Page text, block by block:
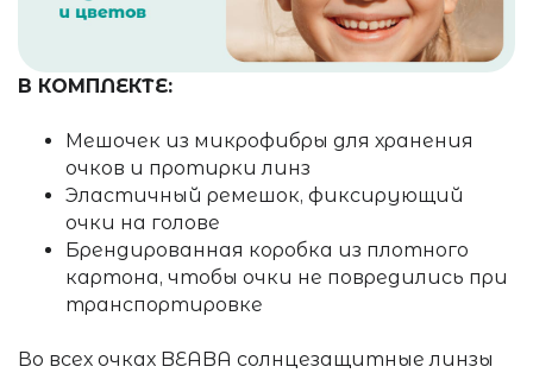
В КОМПЛЕКТЕ:
Мешочек из микрофибры для хранения
очков и протирки линз
Эластичный ремешок, фиксирующий
очки на голове
Брендированная коробка из плотного
картона, чтобы очки не повредились при
транспортировке
Во всех очках BEABA солнцезащитные линзы